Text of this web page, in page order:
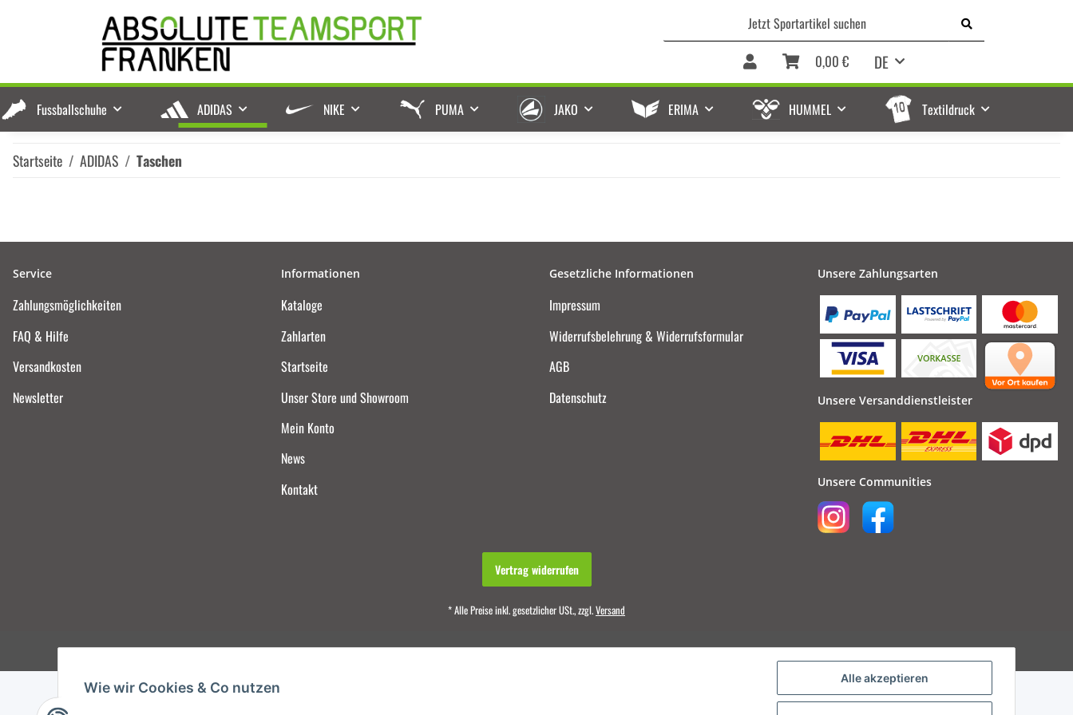
DE
0,00 €
Fussballschuhe ADIDAS NIKE PUMA JAKO ERIMA HUMMEL Textildruck
Startseite ADIDAS Taschen
Service
Zahlungsmöglichkeiten
FAQ & Hilfe
Versandkosten
Newsletter
Informationen
Kataloge
Zahlarten
Startseite
Unser Store und Showroom
Mein Konto
News
Kontakt
Gesetzliche Informationen
Impressum
Widerrufsbelehrung & Widerrufsformular
AGB
Datenschutz
Unsere Zahlungsarten
Unsere Versanddienstleister
Unsere Communities
Vertrag widerrufen
* Alle Preise inkl. gesetzlicher USt., zzgl.Versand
Powered byJTL-Shop
Wie wir Cookies & Co nutzen
Alle akzeptieren